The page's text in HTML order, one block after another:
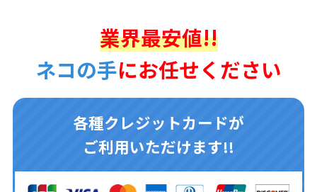
業界最安値!!
ネコの手にお任せください
各種クレジットカードが
ご利用いただけます!!